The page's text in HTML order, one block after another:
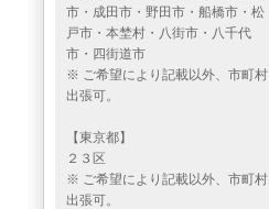
市・成田市・野田市・船橋市・松
戸市・本埜村・八街市・八千代
市・四街道市
※ ご希望により記載以外、市町村
出張可。
【東京都】
２３区
※ ご希望により記載以外、市町村
出張可。